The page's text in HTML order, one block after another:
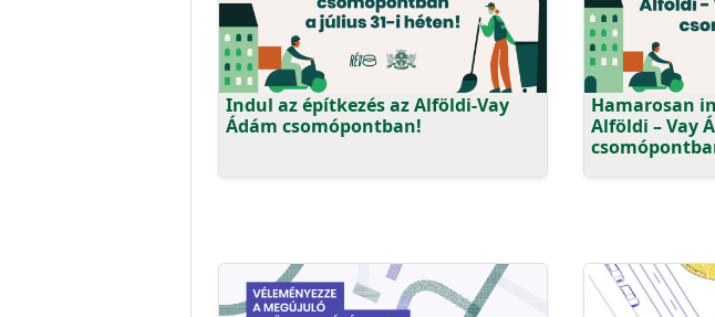
Indul az építkezés az Alföldi-Vay
Ádám csomópontban!
Hamarosan
Alföldi – Vay